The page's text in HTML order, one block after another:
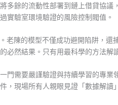
多餘的流動性部署到鏈上借貸協議
實驗室環境驗證的風險控制閥值。
陳的模型不僅成功避開陷阱，還
然結果。只有用最科學的方法解
門需要嚴謹驗證與持續學習的專業
，現場所有人親眼見證「數據解讀